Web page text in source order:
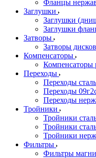
Фланцы
Заглушки
Заглушки
Заглушки
Затворы
Затворы
Компенсаторы
Компенсаторы
Переходы
Переходы
Переходы
Переходы
Тройники
Тройники
Тройники
Тройники
Фильтры
Фильтры